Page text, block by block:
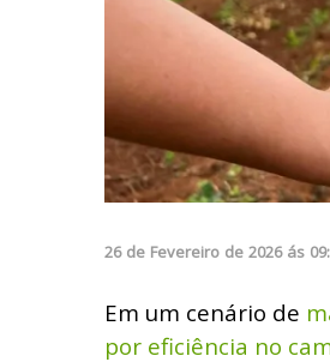
26 de Fevereiro de 2026 ás
Em um cenário de
por eficiência no